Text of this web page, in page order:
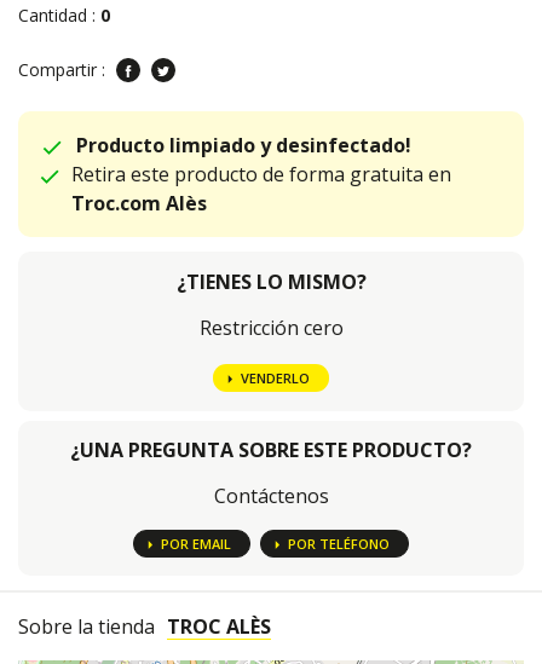
Cantidad : 0
Compartir :
Producto limpiado y desinfectado!
Retira este producto de forma gratuita en
Troc.com Alès
¿TIENES LO MISMO?
Restricción cero
VENDERLO
¿UNA PREGUNTA SOBRE ESTE PRODUCTO?
Contáctenos
POR EMAIL POR TELÉFONO
Sobre la tienda TROC ALÈS